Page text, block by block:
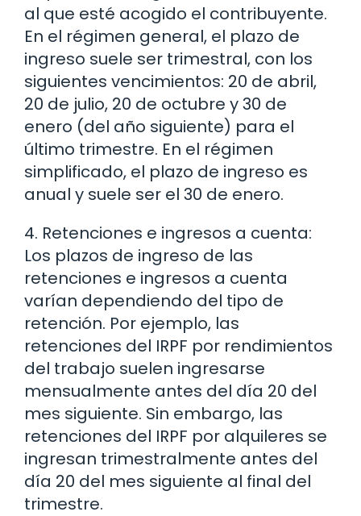
al que esté acogido el contribuyente.
En el régimen general, el plazo de
ingreso suele ser trimestral, con los
siguientes vencimientos: 20 de abril,
20 de julio, 20 de octubre y 30 de
enero (del año siguiente) para el
último trimestre. En el régimen
simplificado, el plazo de ingreso es
anual y suele ser el 30 de enero.
4. Retenciones e ingresos a cuenta:
Los plazos de ingreso de las
retenciones e ingresos a cuenta
varían dependiendo del tipo de
retención. Por ejemplo, las
retenciones del IRPF por rendimientos
del trabajo suelen ingresarse
mensualmente antes del día 20 del
mes siguiente. Sin embargo, las
retenciones del IRPF por alquileres se
ingresan trimestralmente antes del
día 20 del mes siguiente al final del
trimestre.